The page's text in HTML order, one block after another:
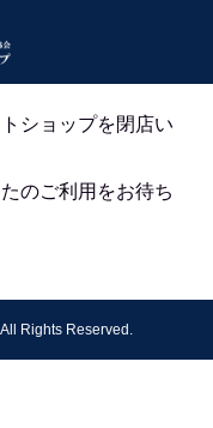
ショップを閉店い
たのご利用をお待ち
Rights Reserved.